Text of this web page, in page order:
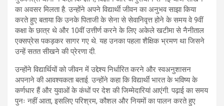
का अवसर मिलता है. उन्होंने अपने विद्यार्थी जीवन का अनुभव साझा किया
करते हुए बताया कि उनके पिताजी के सेना से सेवानिवृत्त होने के समय वे 9वीं
कक्षा के छात्र थे और 10वीं उत्तीर्ण करने के लिए अकेले खटीमा से नैनीताल
एक्सप्रेस पकड़कर सागर गए थे. यह उनका पहला शैक्षिक भ्रमण था जिसने
उन्हें सतत सीखने की प्रेरणा दी.
उन्होंने विद्यार्थियों को जीवन में उद्देश्य निर्धारित करने और स्वअनुशासन
अपनाने की आवश्यकता बताई. उन्होंने कहा कि विद्यार्थी भारत के भविष्य के
कर्णधार हैं और युवाओं के कंधों पर देश की जिम्मेदारियां आएंगी. पढ़ाई का समय
पुनः नहीं आता, इसलिए परिश्रम, कौशल और नियमों का पालन करते हुए